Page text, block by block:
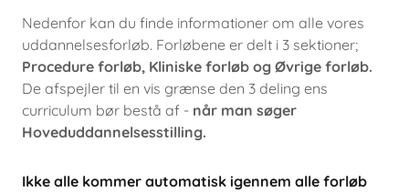
Nedenfor kan du finde informationer om alle vores
uddannelsesforløb. Forløbene er delt i 3 sektioner;
Procedure forløb, Kliniske forløb og Øvrige forløb.
De afspejler til en vis grænse den 3 deling ens
curriculum bør bestå af - når man søger
Hoveduddannelsesstilling.
Ikke alle kommer automatisk igennem alle forløb